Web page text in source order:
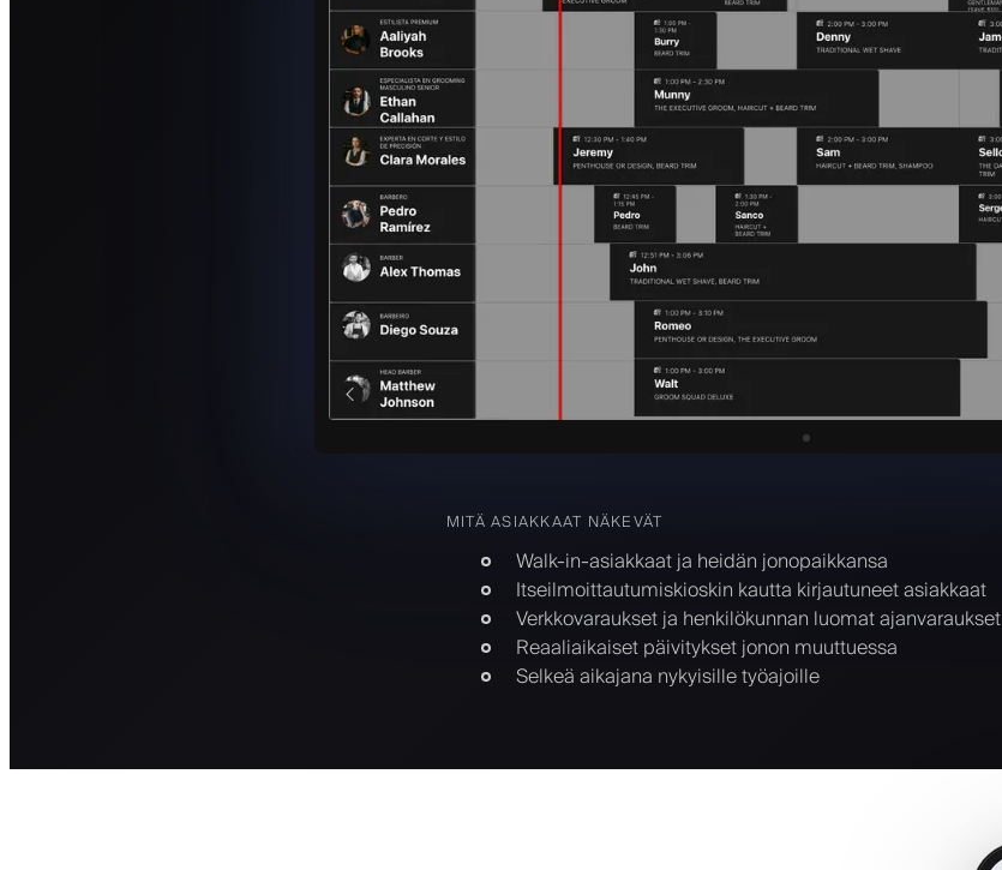
MITÄ ASIAKKAAT NÄKEVÄT
Walk-in-asiakkaat ja heidän jonopaikkansa
Itseilmoittautumiskioskin kautta kirjautuneet asiakkaat
Verkkovaraukset ja henkilökunnan luomat ajanvaraukset
Reaaliaikaiset päivitykset jonon muuttuessa
Selkeä aikajana nykyisille työajoille